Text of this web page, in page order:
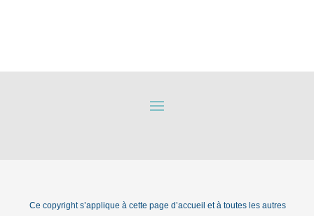
Ce copyright s’applique à cette page d’accueil et à toutes les autres